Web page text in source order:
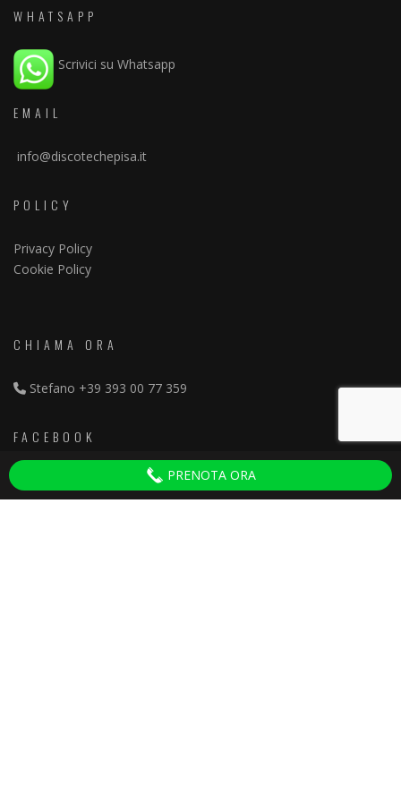
WHATSAPP
Scrivici su Whatsapp
EMAIL
info@discotechepisa.it
POLICY
Privacy Policy
Cookie Policy
CHIAMA ORA
Stefano +39 393 00 77 359
FACEBOOK
Discoteche Pisa
PRENOTA ORA